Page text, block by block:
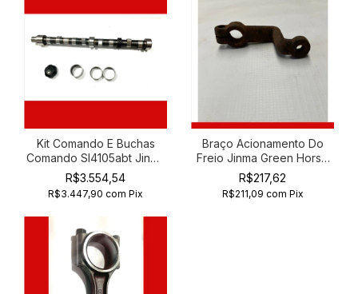
Kit Comando E Buchas
Comando Sl4105abt Jinma
554 4 Cilindros
R$3.554,54
R$3.447,90 com Pix
Braço Acionamento Do
Freio Jinma Green Horse
204 Foton 254
R$217,62
R$211,09 com Pix